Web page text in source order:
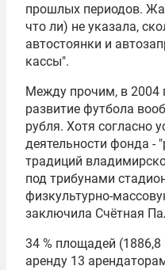
прошлых периодов.
что ли) не указала,
автостоянки и
кассы".
Между прочим, в 2004
развитие футбола
рубля. Хотя согласно
деятельности фонда -
традиций
под трибунами
физкультурно-
заключила Счётная
34 % площадей
аренду 13